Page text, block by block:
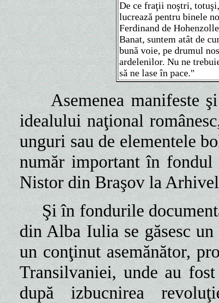
De ce fraţii noştri,
lucrează pentru binele
Ferdinand de
Banat, suntem atât de
bună voie, pe drumul
ardelenilor. Nu ne
să ne lase în pace."
Asemenea manifeste
idealului naţional
unguri sau de elementele
număr important în
Nistor din Braşov la
Şi în fondurile
din Alba Iulia se găsesc
un conţinut asemănător,
Transilvaniei, unde au
după izbucnirea